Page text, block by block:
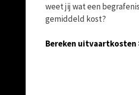
weet jij wat een
gemiddeld kost?
Bereken uitvaartkosten